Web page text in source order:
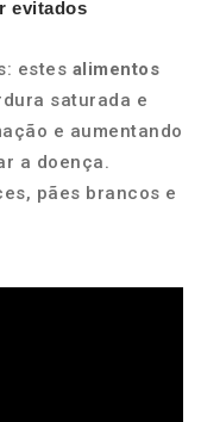
evitados
estes alimentos
saturada e
e aumentando
a doença.
pães brancos e